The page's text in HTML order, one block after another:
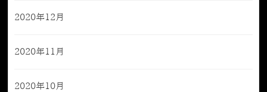
2020年12月
2020年11月
2020年10月